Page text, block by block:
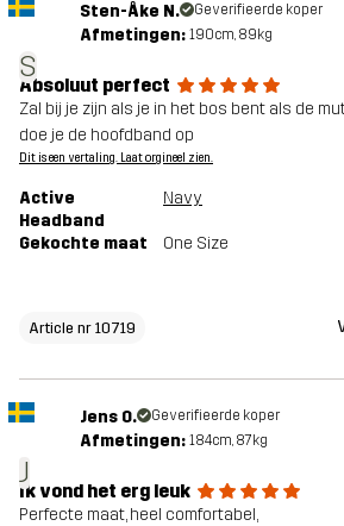
S
Sten-Åke N. Geverifieerde koper
Afmetingen: 190cm, 89kg
Absoluut perfect
Zal bij je zijn als je in het bos bent als de
doe je de hoofdband op
Dit is een vertaling. Laat orgineel zien.
Active
Headband
Navy
Gekochte maat One Size
Article nr 10719
J
Jens O. Geverifieerde koper
Afmetingen: 184cm, 87kg
Ik vond het erg leuk
Perfecte maat, heel comfortabel,